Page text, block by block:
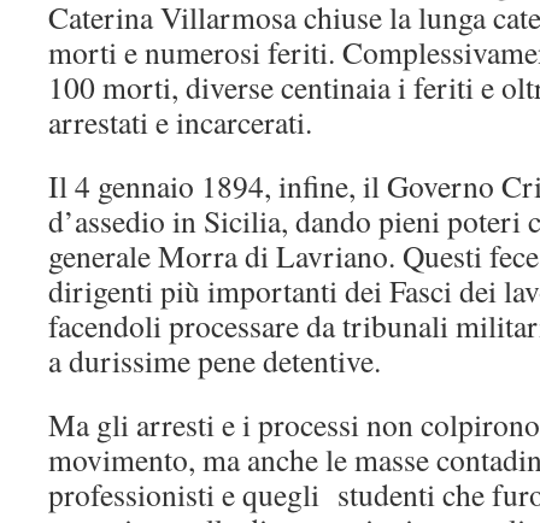
Caterina Villarmosa chiuse la lunga
morti e numerosi feriti.
100 morti, diverse centinaia i feriti e
arrestati e incarcerati.
Il 4 gennaio 1894, infine, il Governo
d’assedio in Sicilia, dando pieni
generale Morra di Lavriano. Questi
dirigenti più importanti dei Fasci dei
facendoli processare da tribunali
a durissime pene detentive.
Ma gli arresti e i processi non
movimento, ma anche le masse
professionisti e quegli studenti che